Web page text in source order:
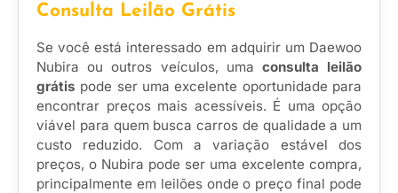
Consulta Leilão Grátis
Se você está interessado em adquirir um Daewoo
Nubira ou outros veículos, uma consulta leilão
grátis pode ser uma excelente oportunidade para
encontrar preços mais acessíveis. É uma opção
viável para quem busca carros de qualidade a um
custo reduzido. Com a variação estável dos
preços, o Nubira pode ser uma excelente compra,
principalmente em leilões onde o preço final pode